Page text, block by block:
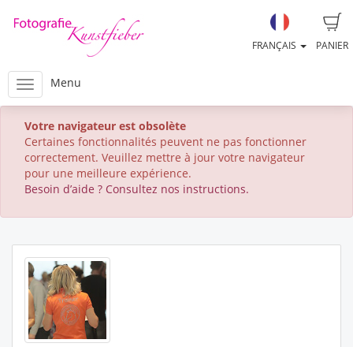
PANIER
FRANÇAIS
Menu
Votre navigateur est obsolète
Certaines fonctionnalités peuvent ne pas fonctionner
correctement. Veuillez mettre à jour votre navigateur
pour une meilleure expérience.
Besoin d’aide ? Consultez nos instructions.